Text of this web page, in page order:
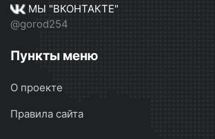
МЫ "ВКОНТАКТЕ"
@gorod254
Пункты меню
О проекте
Правила сайта